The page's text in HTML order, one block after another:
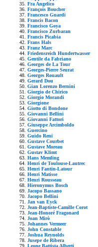
Fra Angelico
François Boucher
Francesco Guardi
Francis Bacon
Francisco Goya
Francisco Zurbaran
Francis Picabia
Frans Hals
Franz Marc
Friedensreich Hundertwasser
Gentile da Fabriano
Georges de La Tour
Georges-Pierre Seurat
Georges Rouault
Gerard Dou
Gian Lorenzo Bernini
Giorgio de Chirico
Giorgio Morandi
Giorgione
Giotto di Bondone
Giovanni Bellini
Giovanni Fattori
Giuseppe Arcimboldo
Guercino
Guido Reni
Gustave Courbet
Gustave Moreau
Gustav Klimt
Hans Memling
Henri de Toulouse-Lautrec
Henri Fantin-Latour
Henri Matisse
Henri Rousseau
Hieronymus Bosch
Jacopo Bassano
Jacopo Bellini
Jan van Eyck
Jean-Baptiste-Camille Corot
Jean-Honoré Fragonard
Joan Mirò
Johannes Vermeer
John Constable
Joshua Reynolds
Jusepe de Ribera
Leone Battista Alberti